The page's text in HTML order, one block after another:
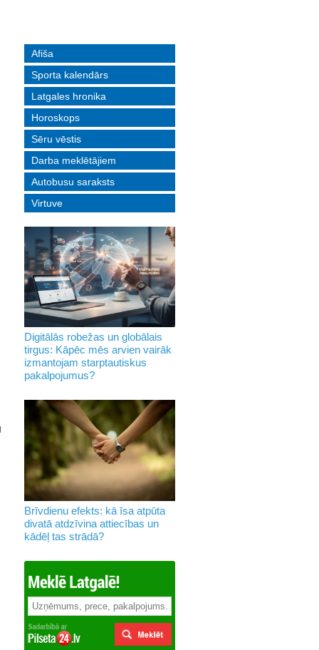
Afiša
Sporta kalendārs
Latgales hronika
Horoskops
Sēru vēstis
Darba meklētājiem
Autobusu saraksts
Virtuve
Digitālās robežas un globālais
tirgus: Kāpēc mēs arvien vairāk
izmantojam starptautiskus
pakalpojumus?
Brīvdienu efekts: kā īsa atpūta
divatā atdzīvina attiecības un
kādēļ tas strādā?